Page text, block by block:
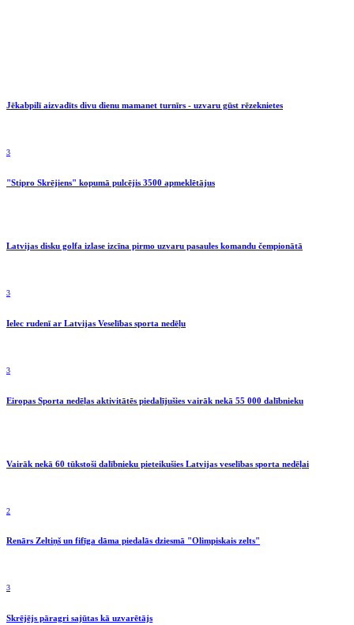
Jēkabpilī aizvadīts divu dienu mamanet turnīrs - uzvaru gūst rēzeknietes
3
"Stipro Skrējiens" kopumā pulcējis 3500 apmeklētājus
Latvijas disku golfa izlase izcīna pirmo uzvaru pasaules komandu čempionātā
3
Ielec rudenī ar Latvijas Veselības sporta nedēļu
3
Eiropas Sporta nedēļas aktivitātēs piedalījušies vairāk nekā 55 000 dalībnieku
Vairāk nekā 60 tūkstoši dalībnieku pieteikušies Latvijas veselības sporta nedēļai
2
Renārs Zeltiņš un fifīga dāma piedalās dziesmā "Olimpiskais zelts"
3
Skrējējs pāragri sajūtas kā uzvarētājs